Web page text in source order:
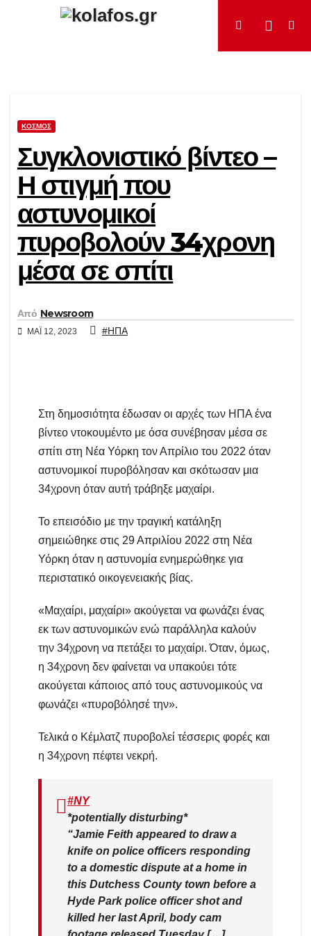
ΚΌΣΜΟΣ
Συγκλονιστικό βίντεο –
Η στιγμή που
αστυνομικοί
πυροβολούν 34χρονη
μέσα σε σπίτι
Από Newsroom
ΜΆΙ 12, 2023 #ΗΠΑ
Στη δημοσιότητα έδωσαν οι αρχές των ΗΠΑ ένα
βίντεο ντοκουμέντο με όσα συνέβησαν μέσα σε
σπίτι στη Νέα Υόρκη τον Απρίλιο του 2022 όταν
αστυνομικοί πυροβόλησαν και σκότωσαν μια
34χρονη όταν αυτή τράβηξε μαχαίρι.
Το επεισόδιο με την τραγική κατάληξη
σημειώθηκε στις 29 Απριλίου 2022 στη Νέα
Υόρκη όταν η αστυνομία ενημερώθηκε για
περιστατικό οικογενειακής βίας.
«Μαχαίρι, μαχαίρι» ακούγεται να φωνάζει ένας
εκ των αστυνομικών ενώ παράλληλα καλούν
την 34χρονη να πετάξει το μαχαίρι. Όταν, όμως,
η 34χρονη δεν φαίνεται να υπακούει τότε
ακούγεται κάποιος από τους αστυνομικούς να
φωνάζει «πυροβόλησέ την».
Τελικά ο Κέμλατζ πυροβολεί τέσσερις φορές και
η 34χρονη πέφτει νεκρή.
#NY
*potentially disturbing*
“Jamie Feith appeared to draw a
knife on police officers responding
to a domestic dispute at a home in
this Dutchess County town before a
Hyde Park police officer shot and
killed her last April, body cam